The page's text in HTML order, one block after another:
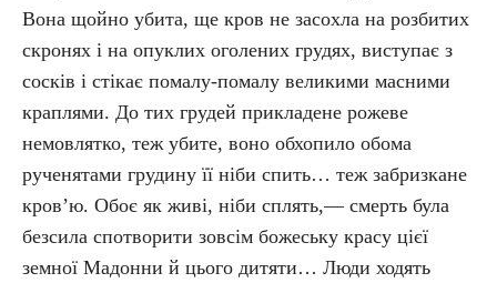
Вона щойно убита, ще кров не засохла на розбитих
скронях і на опуклих оголених грудях, виступає з
сосків і стікає помалу-помалу великими масними
краплями. До тих грудей прикладене рожеве
немовлятко, теж убите, воно обхопило обома
рученятами грудину її ніби спить… теж забризкане
кров’ю. Обоє як живі, ніби сплять,— смерть була
безсила спотворити зовсім божеську красу цієї
земної Мадонни й цього дитяти… Люди ходять